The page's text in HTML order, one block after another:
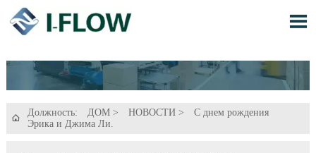


Должность: ДОМ> НОВОСТИ>
С днем рождения
Эрика и Джима Ли.